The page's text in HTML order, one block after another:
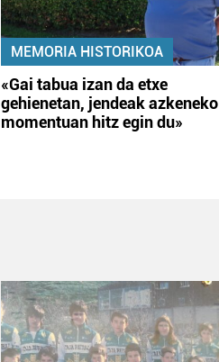
MEMORIA HISTORIKOA
«Gai tabua izan da etxe
gehienetan, jendeak azkeneko
momentuan hitz egin du»